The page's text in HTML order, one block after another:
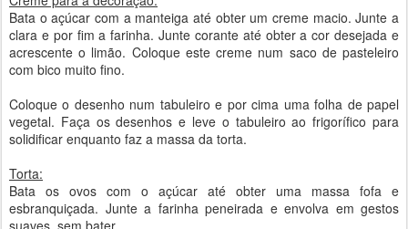
Bata o açúcar com a manteiga até obter um creme macio. Junte a
clara e por fim a farinha. Junte corante até obter a cor desejada e
acrescente o limão. Coloque este creme num saco de pasteleiro
com bico muito fino.
Coloque o desenho num tabuleiro e por cima uma folha de papel
vegetal. Faça os desenhos e leve o tabuleiro ao frigorífico para
solidificar enquanto faz a massa da torta.
Torta:
Bata os ovos com o açúcar até obter uma massa fofa e
esbranquiçada. Junte a farinha peneirada e envolva em gestos
suaves, sem bater.